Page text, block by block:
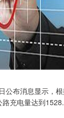
布消息显示，
充电量达到